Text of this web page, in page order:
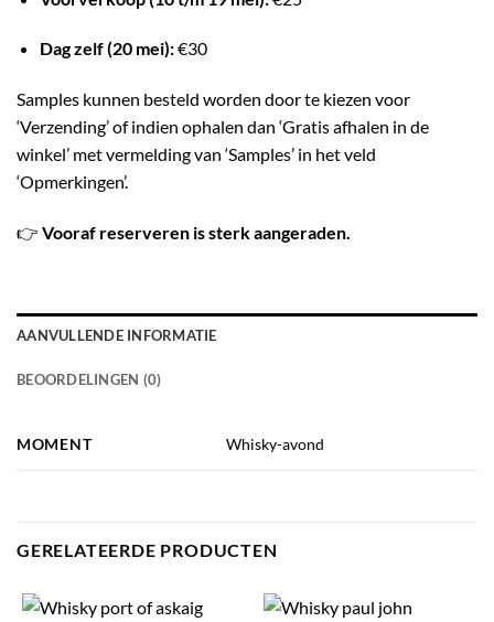
Dag zelf (20 mei):€30
Samples kunnen besteld worden door te kiezen voor
‘Verzending’ of indien ophalen dan ‘Gratis afhalen in de
winkel’ met vermelding van ‘Samples’ in het veld
‘Opmerkingen’.
👉 Vooraf reserveren is sterk aangeraden.
AANVULLENDE INFORMATIE
BEOORDELINGEN (0)
MOMENT Whisky-avond
GERELATEERDE PRODUCTEN